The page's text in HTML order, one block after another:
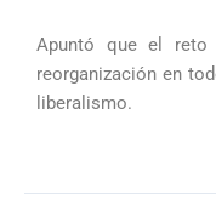
Apuntó que el reto
reorganización en
liberalismo.